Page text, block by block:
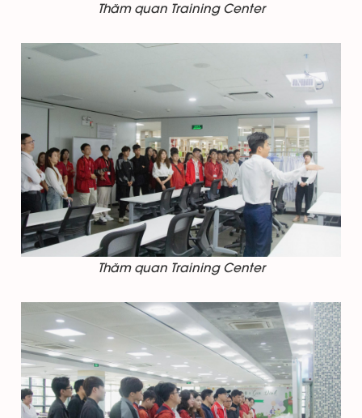
Thăm quan Training Center
Thăm quan Training Center